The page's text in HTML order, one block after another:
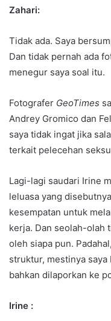
Zahari:
Tidak ada. Saya
Dan tidak pernah ada
menegur saya soal itu.
Fotografer GeoTimes
Andrey Gromico dan
saya tidak ingat jika
terkait pelecehan
Lagi-lagi saudari Irine
leluasa yang
kesempatan untuk
kerja. Dan seolah-olah
oleh siapa pun.
struktur, mestinya
bahkan dilaporkan ke
Irine :